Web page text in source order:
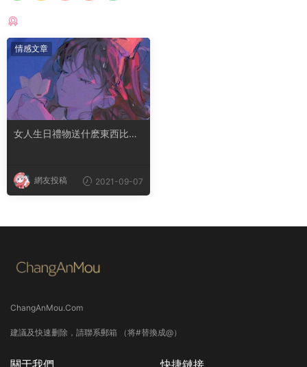
情感文章
女人生日禮物送什麽東西比較
網友投稿 2021-09-07
ChangAnMou.Com
建議及快速删除，請聯系郵箱 （将#替換成@）
關于我們 快捷鏈接